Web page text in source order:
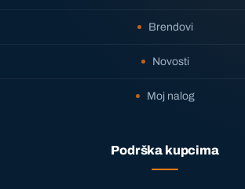
Brendovi
Novosti
Moj nalog
Podrška kupcima